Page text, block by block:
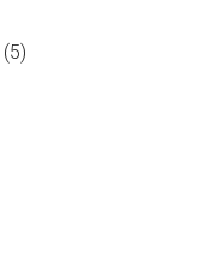
(5)